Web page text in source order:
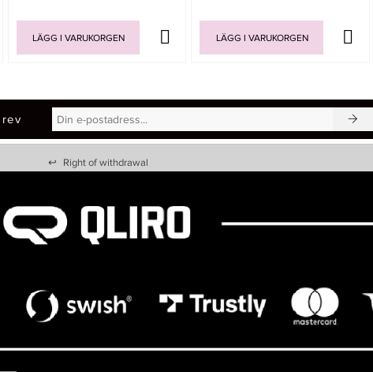
LÄGG I VARUKORGEN LÄGG I VARUKORGEN
↩ Right of withdrawal